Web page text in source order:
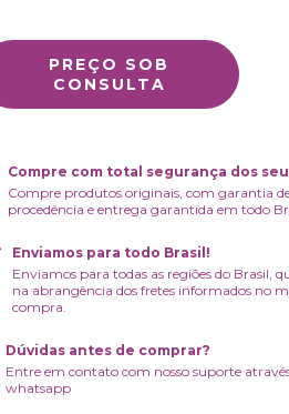
Compre com total segurança dos
Compre produtos originais, com garantia
procedência e entrega garantida em todo
Enviamos para todo Brasil!
Enviamos para todas as regiões do Brasil,
na abrangência dos fretes informados no
compra.
Dúvidas antes de comprar?
Entre em contato com nosso suporte
whatsapp